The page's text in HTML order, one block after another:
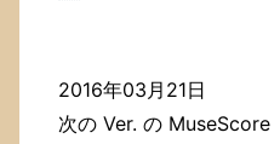
2016年03月21日
次の Ver. の MuseScore